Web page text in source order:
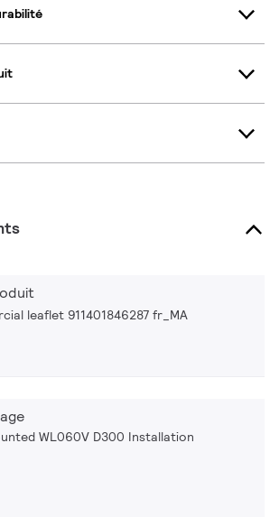
leaflet 911401846287 fr_MA
WL060V D300 Installation